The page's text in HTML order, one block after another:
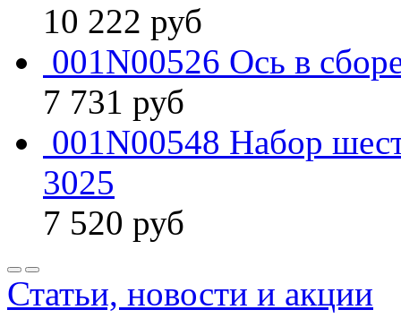
10 222 руб
001N00526 Ось в
7 731 руб
001N00548 Набор
3025
7 520 руб
Статьи, новости и акции